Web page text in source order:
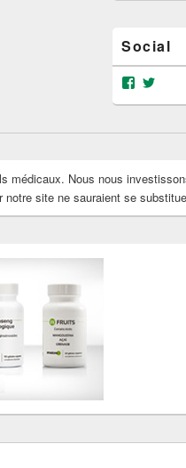
Social
Voir
profil
Voir
profil
médicaux. Nous nous
site ne sauraient se